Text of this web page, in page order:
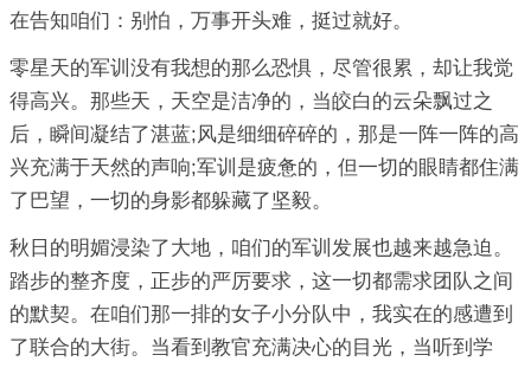
在告知咱们：别怕，万事开头难，挺过就好。
零星天的军训没有我想的那么恐惧，尽管很累，却让我觉
得高兴。那些天，天空是洁净的，当皎白的云朵飘过之
后，瞬间凝结了湛蓝;风是细细碎碎的，那是一阵一阵的高
兴充满于天然的声响;军训是疲惫的，但一切的眼睛都住满
了巴望，一切的身影都躲藏了坚毅。
秋日的明媚浸染了大地，咱们的军训发展也越来越急迫。
踏步的整齐度，正步的严厉要求，这一切都需求团队之间
的默契。在咱们那一排的女子小分队中，我实在的感遭到
了联合的大街。当看到教官充满决心的目光，当听到学